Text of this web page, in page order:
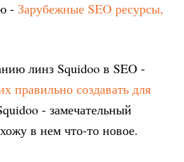
- Зарубежные SEO ресурсы,
линз Squidoo в SEO -
правильно создавать для
- замечательный
в нем что-то новое.